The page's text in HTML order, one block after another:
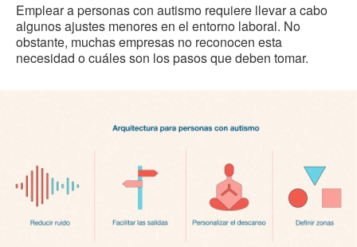
Emplear a personas con autismo requiere llevar a cabo
algunos ajustes menores en el entorno laboral. No
obstante, muchas empresas no reconocen esta
necesidad o cuáles son los pasos que deben tomar.